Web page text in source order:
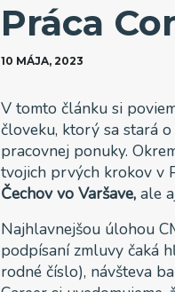
Práca
10 MÁJA, 2023
V tomto článku si
človeku, ktorý sa stará
pracovnej ponuky.
tvojich prvých krokov v
Čechov vo Varšave, ale
Najhlavnejšou úlohou
podpísaní zmluvy čaká
rodné číslo), návšteva